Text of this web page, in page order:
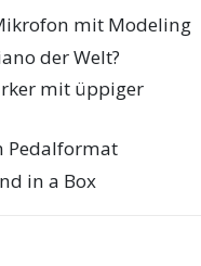
mit Modeling
der Welt?
mit üppiger
Pedalformat
in a Box